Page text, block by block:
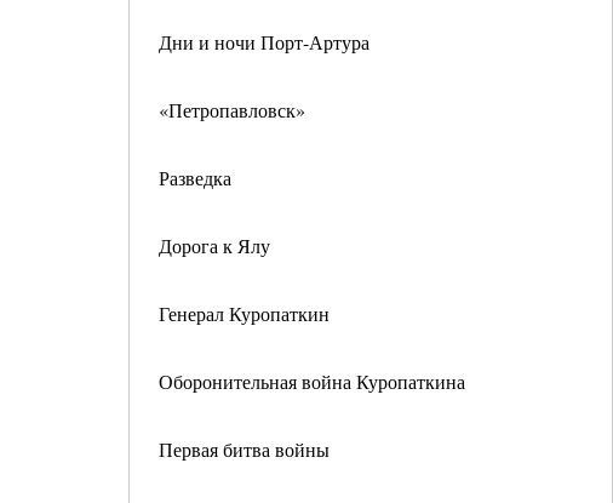
Дни и ночи Порт-Артура
«Петропавловск»
Разведка
Дорога к Ялу
Генерал Куропаткин
Оборонительная война Куропаткина
Первая битва войны